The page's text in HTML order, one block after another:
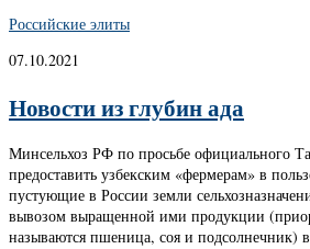
Российские элиты
07.10.2021
Новости из глубин ада
Минсельхоз РФ по просьбе официального
предоставить узбекским «фермерам» в
пустующие в России земли
вывозом выращенной ими продукции
называются пшеница, соя и подсолнечник)